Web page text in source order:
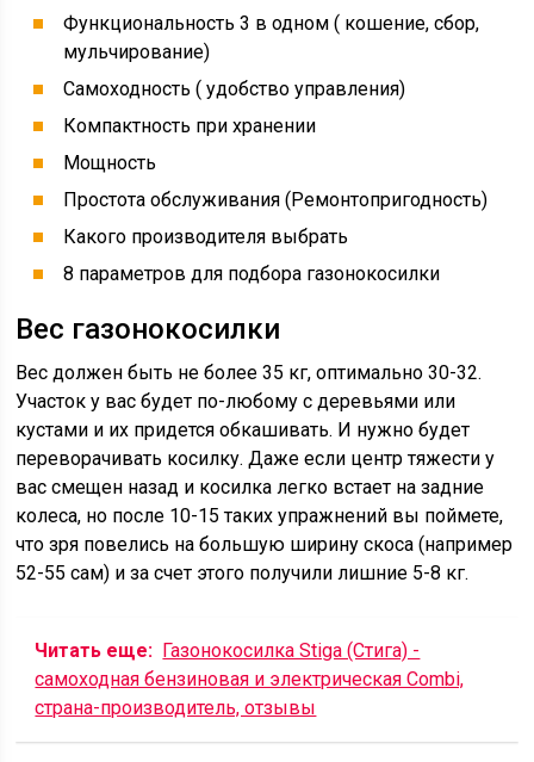
Функциональность 3 в одном ( кошение, сбор,
мульчирование)
Самоходность ( удобство управления)
Компактность при хранении
Мощность
Простота обслуживания (Ремонтопригодность)
Какого производителя выбрать
8 параметров для подбора газонокосилки
Вес газонокосилки
Вес должен быть не более 35 кг, оптимально 30-32.
Участок у вас будет по-любому с деревьями или
кустами и их придется обкашивать. И нужно будет
переворачивать косилку. Даже если центр тяжести у
вас смещен назад и косилка легко встает на задние
колеса, но после 10-15 таких упражнений вы поймете,
что зря повелись на большую ширину скоса (например
52-55 сам) и за счет этого получили лишние 5-8 кг.
Читать еще: Газонокосилка Stiga (Стига) -
самоходная бензиновая и электрическая Combi,
страна-производитель, отзывы